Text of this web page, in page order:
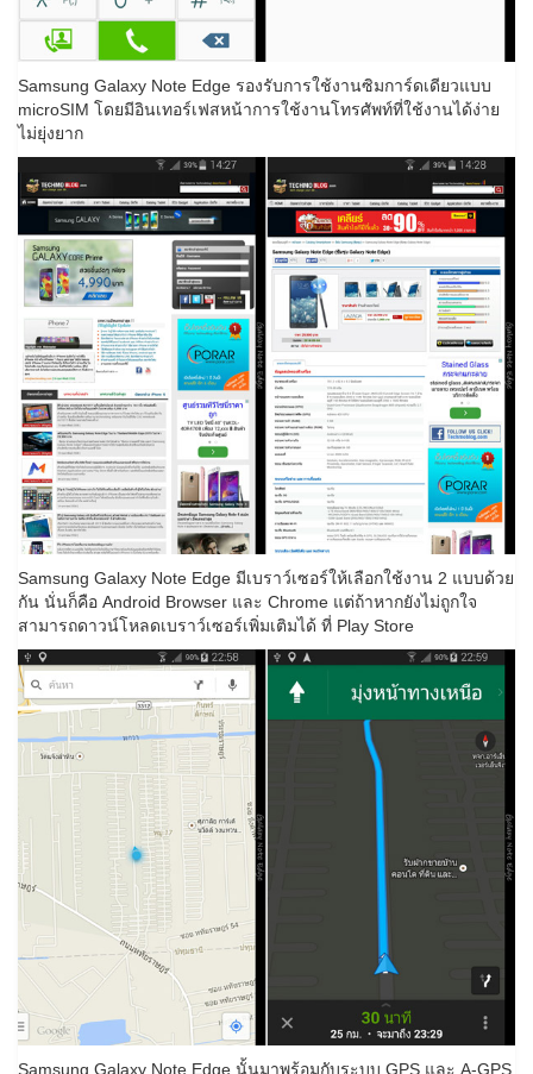
Samsung Galaxy Note Edge รองรับการใช้งานซิมการ์ดเดียวแบบ
microSIM โดยมีอินเทอร์เฟสหน้าการใช้งานโทรศัพท์ที่ใช้งานได้ง่าย
ไม่ยุ่งยาก
Samsung Galaxy Note Edge มีเบราว์เซอร์ให้เลือกใช้งาน 2 แบบด้วย
กัน นั่นก็คือ Android Browser และ Chrome แต่ถ้าหากยังไม่ถูกใจ
สามารถดาวน์โหลดเบราว์เซอร์เพิ่มเติมได้ ที่ Play Store
Samsung Galaxy Note Edge นั้นมาพร้อมกับระบบ GPS และ A-GPS